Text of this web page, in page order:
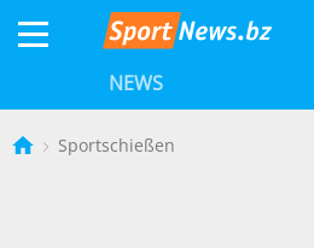
NEWS
Sportschießen